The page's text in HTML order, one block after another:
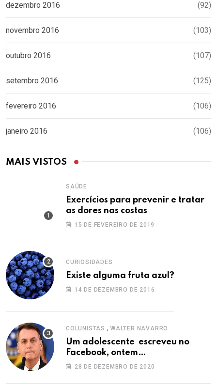
dezembro 2016 (92)
novembro 2016 (103)
outubro 2016 (107)
setembro 2016 (125)
fevereiro 2016 (106)
janeiro 2016 (106)
MAIS VISTOS
SAÚDE
Exercícios para prevenir e tratar
as dores nas costas
15 DE FEVEREIRO DE 2019
CURIOSIDADES
Existe alguma fruta azul?
14 DE DEZEMBRO DE 2016
COLUNISTAS , WALTER NAVARRO
Um adolescente escreveu no
Facebook, ontem…
28 DE DEZEMBRO DE 2020